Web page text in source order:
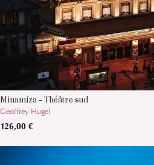
Minamiza - Théâtre sud
Geoffrey Hugel
126,00 €